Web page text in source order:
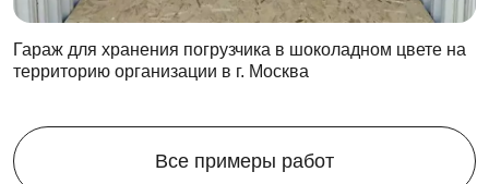
Гараж для хранения погрузчика в шоколадном цвете на
территорию организации в г. Москва
Все примеры работ